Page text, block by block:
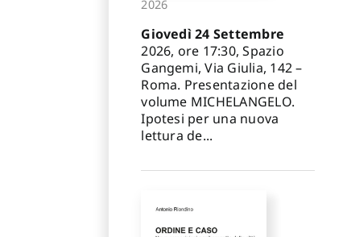
2026
Giovedì 24 Settembre
2026, ore 17:30, Spazio
Gangemi, Via Giulia, 142 –
Roma. Presentazione del
volume MICHELANGELO.
Ipotesi per una nuova
lettura de...